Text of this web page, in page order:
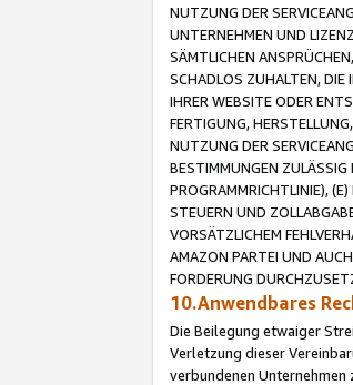
NUTZUNG DER
UNTERNEHMEN UND
SÄMTLICHEN
SCHADLOS ZUHALTEN, DIE
IHRER WEBSITE ODER
FERTIGUNG,
NUTZUNG DER
BESTIMMUNGEN ZULÄSSIG
PROGRAMMRICHTLINIE),
STEUERN UND
VORSÄTZLICHEM
AMAZON PARTEI UND
FORDERUNG
10.Anwendbares
Die Beilegung etwaiger
Verletzung dieser
verbundenen